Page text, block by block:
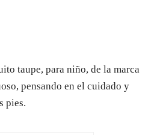
taupe, para niño, de la marca
pensando en el cuidado y
pies.